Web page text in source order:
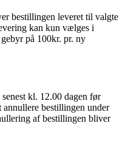
bestillingen leveret til valgte
kan kun vælges i
på 100kr. pr. ny
kl. 12.00 dagen før
annullere bestillingen under
af bestillingen bliver